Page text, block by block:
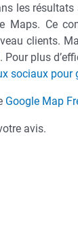
les
Maps. Ce
clients.
. Pour plus
sociaux pour
Google Map
avis.